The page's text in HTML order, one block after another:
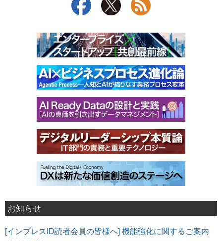
お知らせ
[インプレスID読者会員の皆様へ] 機能強化に関するご案内